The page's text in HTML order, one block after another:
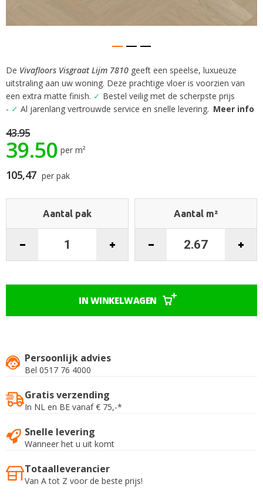
Ga
naar
het
begin
de
afbeeldingen-
gallerij
De Vivafloors Visgraat Lijm 7810 geeft een speelse, luxueuze
uitstraling aan uw woning. Deze prachtige vloer is voorzien van
een extra matte finish. ✓ Bestel veilig met de scherpste prijs
- ✓ Al jarenlang vertrouwde service en snelle levering. Meer info
43.95
39.50 per m²
105,47 per pak
Aantal pak Aantal m²
IN WINKELWAGEN
Persoonlijk advies
Bel 0517 76 4000
Gratis verzending
In NL en BE vanaf € 75,-*
Snelle levering
Wanneer het u uit komt
Totaalleverancier
Van A tot Z voor de beste prijs!